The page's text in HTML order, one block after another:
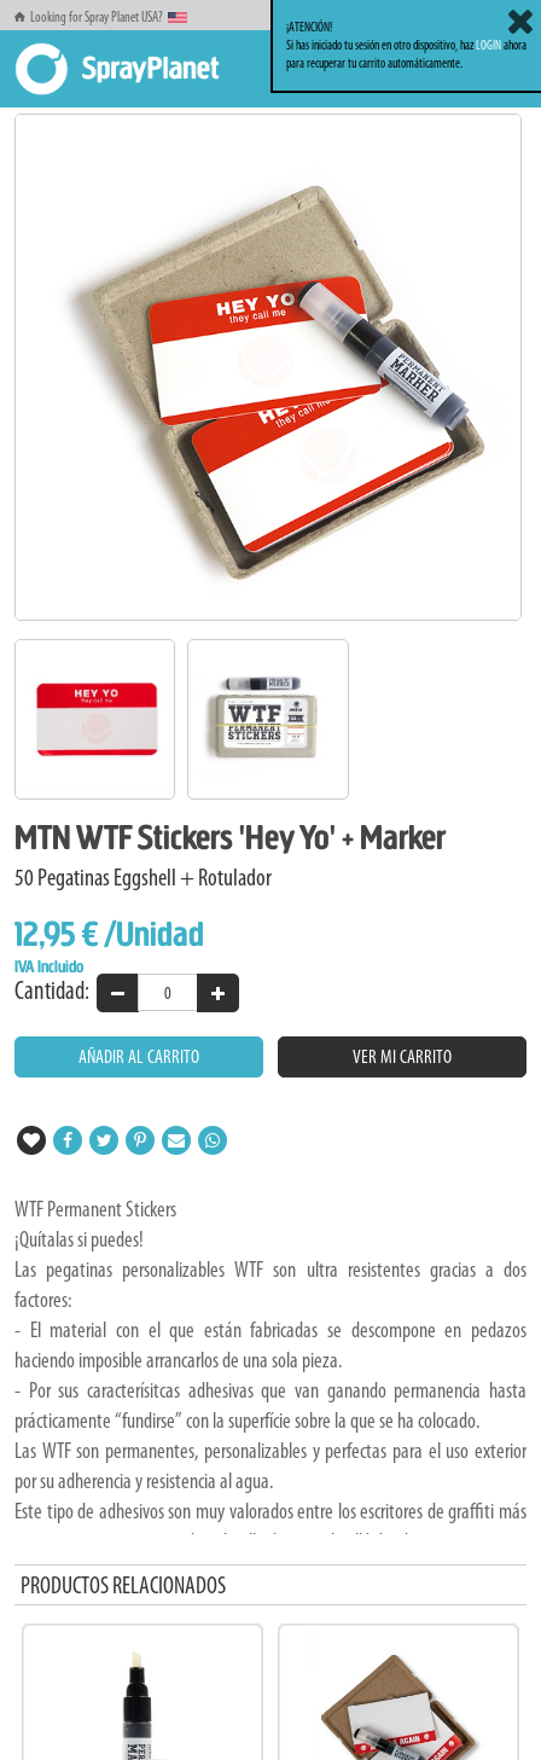
Looking for Spray Planet USA?
Inicio MTN WTF Stickers 'Hey Yo' + Marker
MTN WTF Stickers 'Hey Yo' + Marker
50 Pegatinas Eggshell + Rotulador
12,95 €/Unidad
IVA Incluido
Cantidad:
AÑADIR AL CARRITO VER MI CARRITO
WTF Permanent Stickers
¡Quítalas si puedes!
Las pegatinas personalizables WTF son ultra resistentes gracias a dos
factores:
- El material con el que están fabricadas se descompone en pedazos
haciendo imposible arrancarlos de una sola pieza.
- Por sus caracterísitcas adhesivas que van ganando permanencia hasta
prácticamente “fundirse” con la superfície sobre la que se ha colocado.
Las WTF son permanentes, personalizables y perfectas para el uso exterior
por su adherencia y resistencia al agua.
Este tipo de adhesivos son muy valorados entre los escritores de graffiti más
viajeros, ya que permiten dejar huella de tu estilo allá donde vayas.
sPRODUCTOS RELACIONADOS
¡ATENCIÓN!
Si has iniciado tu sesión en otro dispositivo, hazLOGINahora
para recuperar tu carrito automáticamente.